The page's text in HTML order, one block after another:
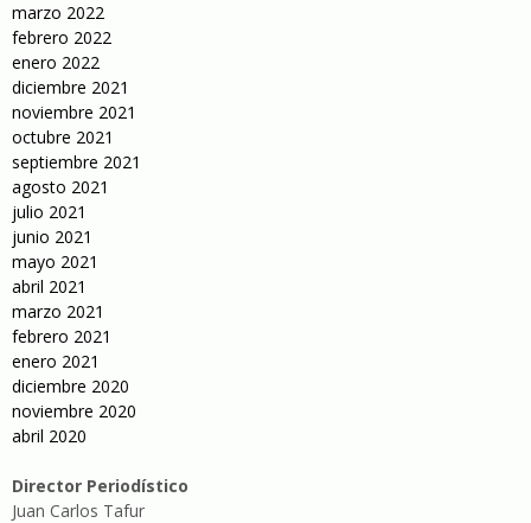
marzo 2022
febrero 2022
enero 2022
diciembre 2021
noviembre 2021
octubre 2021
septiembre 2021
agosto 2021
julio 2021
junio 2021
mayo 2021
abril 2021
marzo 2021
febrero 2021
enero 2021
diciembre 2020
noviembre 2020
abril 2020
Director Periodístico
Juan Carlos Tafur